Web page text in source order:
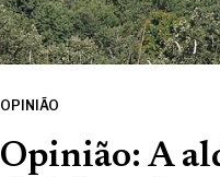
OPINIÃO
Opinião: A